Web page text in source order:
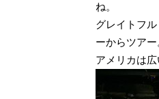
ね。
グレイトフ
ーからツアー
アメリカは